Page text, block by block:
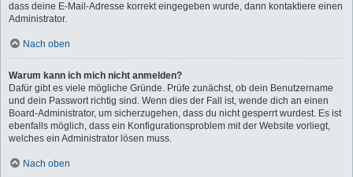
dass deine E-Mail-Adresse korrekt eingegeben wurde, dann kontaktiere einen
Administrator.
Nach oben
Warum kann ich mich nicht anmelden?
Dafür gibt es viele mögliche Gründe. Prüfe zunächst, ob dein Benutzername
und dein Passwort richtig sind. Wenn dies der Fall ist, wende dich an einen
Board-Administrator, um sicherzugehen, dass du nicht gesperrt wurdest. Es ist
ebenfalls möglich, dass ein Konfigurationsproblem mit der Website vorliegt,
welches ein Administrator lösen muss.
Nach oben